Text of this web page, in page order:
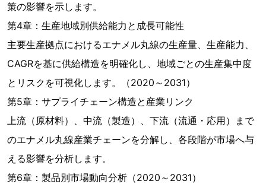
策の影響を示します。
第4章：生産地域別供給能力と成長可能性
主要生産拠点におけるエナメル丸線の生産量、生産能力、
CAGRを基に供給構造を明確化し、地域ごとの生産集中度
とリスクを可視化します。（2020～2031）
第5章：サプライチェーン構造と産業リンク
上流（原材料）、中流（製造）、下流（流通・応用）まで
のエナメル丸線産業チェーンを分解し、各段階が市場へ与
える影響を分析します。
第6章：製品別市場動向分析（2020～2031）